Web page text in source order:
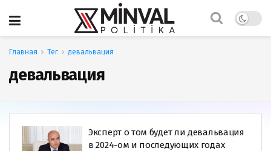
Главная Тег девальвация
девальвация
Эксперт о том будет ли девальвация
в 2024-ом и последующих годах